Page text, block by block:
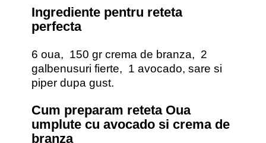
Ingrediente pentru reteta
perfecta
6 oua, 150 gr crema de branza, 2
galbenusuri fierte, 1 avocado, sare si
piper dupa gust.
Cum preparam reteta Oua
umplute cu avocado si crema de
branza